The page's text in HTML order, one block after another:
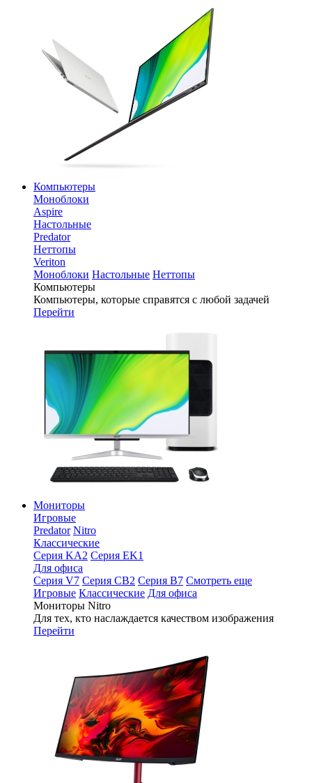
Компьютеры
Моноблоки
Aspire
Настольные
Predator
Неттопы
Veriton
Моноблоки Настольные Неттопы
Компьютеры
Компьютеры, которые справятся с любой задачей
Перейти
Мониторы
Игровые
Predator Nitro
Классические
Серия KA2 Серия EK1
Для офиса
Серия V7 Серия CB2 Серия B7 Смотреть еще
Игровые Классические Для офиса
Мониторы Nitro
Для тех, кто наслаждается качеством изображения
Перейти